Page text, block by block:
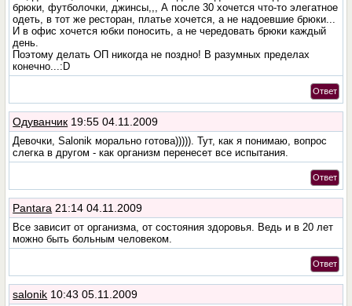
брюки, футболочки, джинсы,,, А после 30 хочется что-то элегатное
одеть, в тот же ресторан, платье хочется, а не надоевшие брюки...
И в офис хочется юбки поносить, а не чередовать брюки каждый
день.
Поэтому делать ОП никогда не поздно! В разумных пределах
конечно...:D
Ответ
Одуванчик 19:55 04.11.2009
Девочки, Salonik морально готова))))). Тут, как я понимаю, вопрос
слегка в другом - как организм перенесет все испытания.
Ответ
Pantara 21:14 04.11.2009
Все зависит от организма, от состояния здоровья. Ведь и в 20 лет
можно быть больным человеком.
Ответ
salonik 10:43 05.11.2009